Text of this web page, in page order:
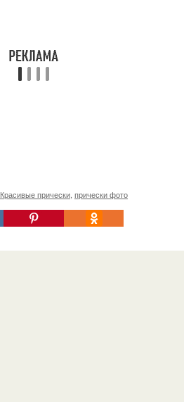
Красивые прически прически фото